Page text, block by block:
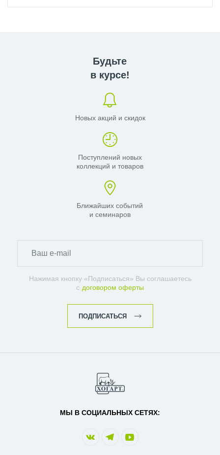
Будьте
в курсе!
Новых акций и скидок
Поступлений новых
коллекций и товаров
Ближайших событий
и семинаров
Нажимая кнопку «Подписаться» Вы соглашаетесь
с договором оферты
ПОДПИСАТЬСЯ
МЫ В СОЦИАЛЬНЫХ СЕТЯХ: